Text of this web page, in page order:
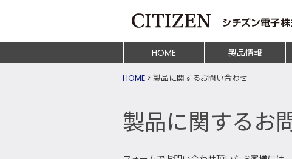
HOME
製品情報
HOME > 製品に関するお問い合わせ
製品に関するお